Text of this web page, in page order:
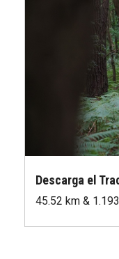
Descarga el
45.52 km &